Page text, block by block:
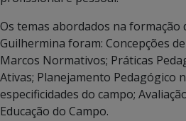
Os temas abordados na formação
Guilhermina foram: Concepções
Marcos Normativos; Práticas
Ativas; Planejamento Pedagógico
especificidades do campo;
Educação do Campo.